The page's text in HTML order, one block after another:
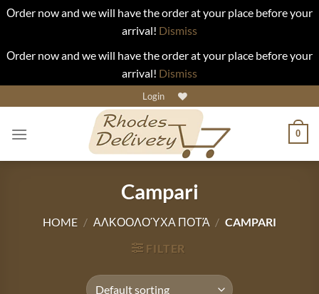
Οrder now and we will have the order at your place before your
arrival! Dismiss
Οrder now and we will have the order at your place before your
arrival! Dismiss
to
content
Login
0
Campari
HOME / ΑΛΚΟΟΛΟΎΧΑ ΠΟΤΆ / CAMPARI
FILTER